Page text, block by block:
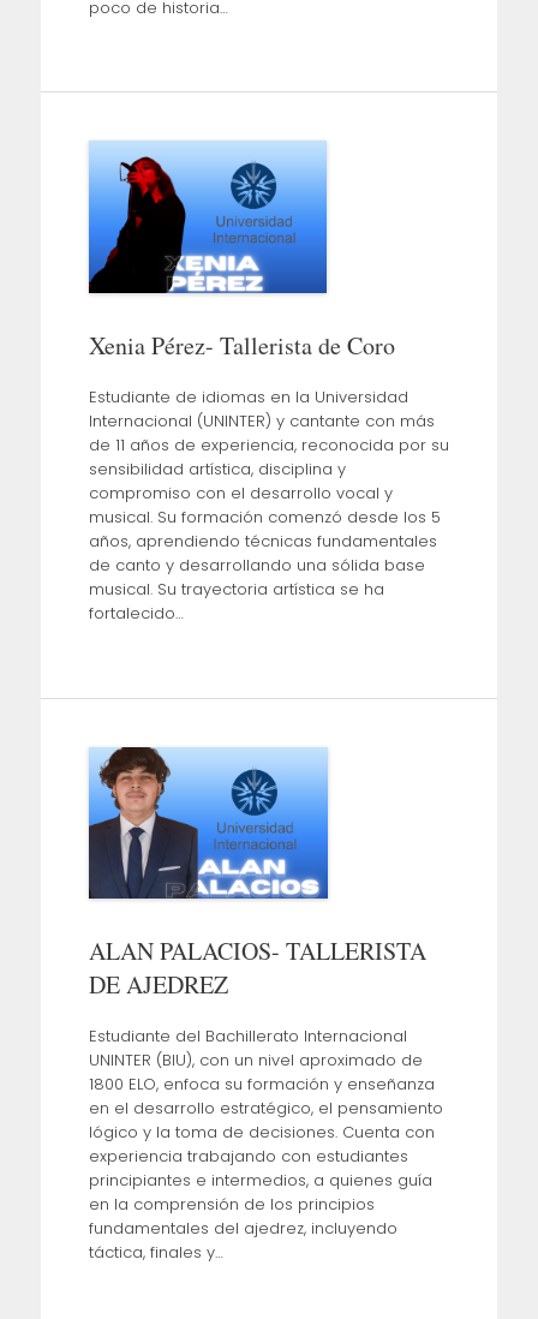
poco de historia…
Xenia Pérez- Tallerista de Coro
Estudiante de idiomas en la Universidad
Internacional (UNINTER) y cantante con más
de 11 años de experiencia, reconocida por su
sensibilidad artística, disciplina y
compromiso con el desarrollo vocal y
musical. Su formación comenzó desde los 5
años, aprendiendo técnicas fundamentales
de canto y desarrollando una sólida base
musical. Su trayectoria artística se ha
fortalecido…
ALAN PALACIOS- TALLERISTA
DE AJEDREZ
Estudiante del Bachillerato Internacional
UNINTER (BIU), con un nivel aproximado de
1800 ELO, enfoca su formación y enseñanza
en el desarrollo estratégico, el pensamiento
lógico y la toma de decisiones. Cuenta con
experiencia trabajando con estudiantes
principiantes e intermedios, a quienes guía
en la comprensión de los principios
fundamentales del ajedrez, incluyendo
táctica, finales y…